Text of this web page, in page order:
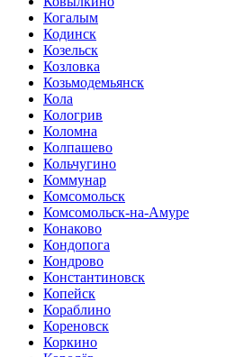
Когалым
Кодинск
Козельск
Козловка
Козьмодемьянск
Кола
Кологрив
Коломна
Колпашево
Кольчугино
Коммунар
Комсомольск
Комсомольск-на-Амуре
Конаково
Кондопога
Кондрово
Константиновск
Копейск
Кораблино
Кореновск
Коркино